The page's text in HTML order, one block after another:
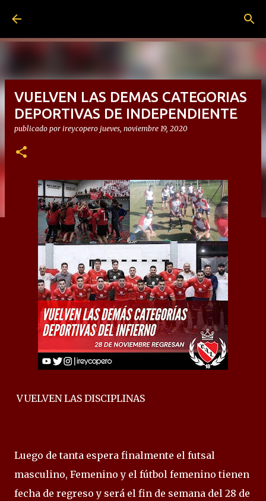
VUELVEN LAS DEMAS CATEGORIAS
DEPORTIVAS DE INDEPENDIENTE
publicado por ireycopero jueves, noviembre 19, 2020
VUELVEN LAS DISCIPLINAS
Luego de tanta espera finalmente el futsal
masculino, Femenino y el fútbol femenino tienen
fecha de regreso y será el fin de semana del 28 de